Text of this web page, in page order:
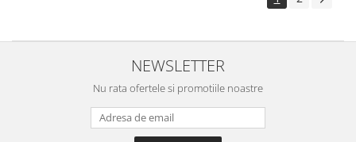
NEWSLETTER
Nu rata ofertele si promotiile noastre